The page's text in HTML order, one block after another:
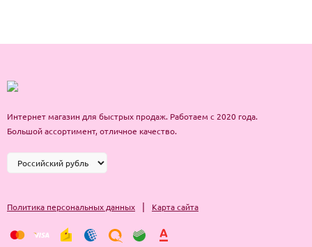
Интернет магазин для быстрых продаж. Работаем с 2020 года.
Большой ассортимент, отличное качество.
Политика персональных данных | Карта сайта